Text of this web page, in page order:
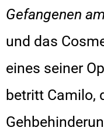
Gefangenen
und das
eines seiner
betritt Camilo,